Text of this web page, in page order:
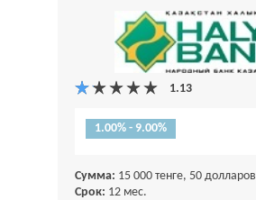
1.00% - 9.00%
Сумма: 15 000 тенге, 50 долларов
Срок: 12 мес.